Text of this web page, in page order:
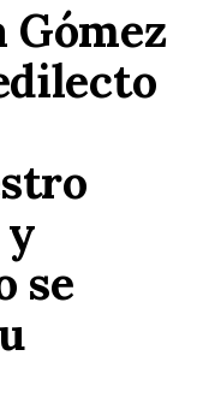
Gómez
se